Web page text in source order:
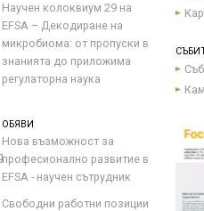
Научен колоквиум 29 на
EFSA – Декодиране на
микробиома: от пропуски в
знанията до приложима
регулаторна наука
ОБЯВИ
Нова възможност за
професионално развитие в
EFSA - научен сътрудник
Свободни работни позиции